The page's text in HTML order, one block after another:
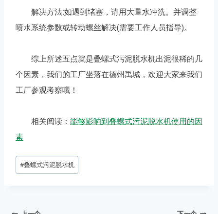
解决方法:如遇到堵塞，请用大量水冲洗。并调整
喷水系统参数或转动螺丝解决(需要工作人员指导)。
综上所述五点就是叠螺式污泥脱水机出泥很稀的几
个因素，我们的工厂坐落在德州禹城，欢迎大家来我们
工厂参观考察哦！
相关阅读： 能够影响到叠螺式污泥脱水机使用的因
素
#叠螺式污泥脱水机